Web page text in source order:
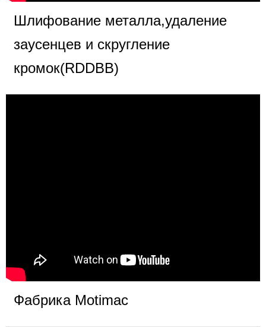
Шлифование металла,удаление
заусенцев и скругление
кромок(RDDBB)
Фабрика Motimac